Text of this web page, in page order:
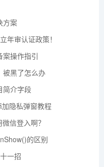
方案
年审认证政策！
操作指引
被黑了怎么办
简介字段
隐私弹窗教程
信登入啊？
的区别
一招